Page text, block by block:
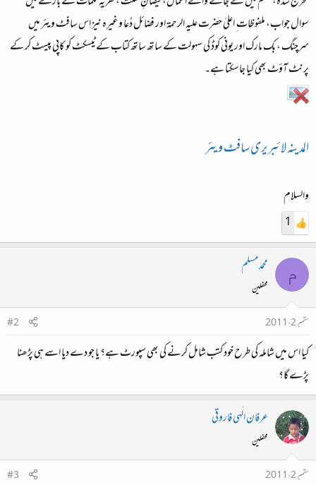
سوال جواب، ملفوظات ِ اعلیٰ حضرت علیہ الرحمۃ اور فضائل دُعا وغیرہ نیز اِس سافٹ ویئر میں
سرچنگ ، بک مارک اور یونی کوڈ کی سہولت کے ساتھ ساتھ کتاب کے ٹیسکٹ کو کاپی پیسٹ کر کے
پرنٹ آؤٹ بھی کیا جاسکتا ہے۔
المدینہ لائبریری سافٹ ویئر
والسلام
1
م محمد مسلم
محفلین
ستمبر 2، 2011
#2
کیا اس میں شاملہ کی طرح خود کتب شامل کرنے کی بھی سپورٹ ہے؟ یا جو دے دیا اسے ہی پڑھنا
پڑے گا؟
عرفان الٰہی فاروقی
محفلین
ستمبر 2، 2011
#3